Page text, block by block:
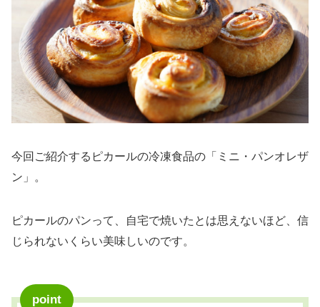
今回ご紹介するピカールの冷凍食品の「ミニ・パンオレザ
ン」。
ピカールのパンって、自宅で焼いたとは思えないほど、信
じられないくらい美味しいのです。
point